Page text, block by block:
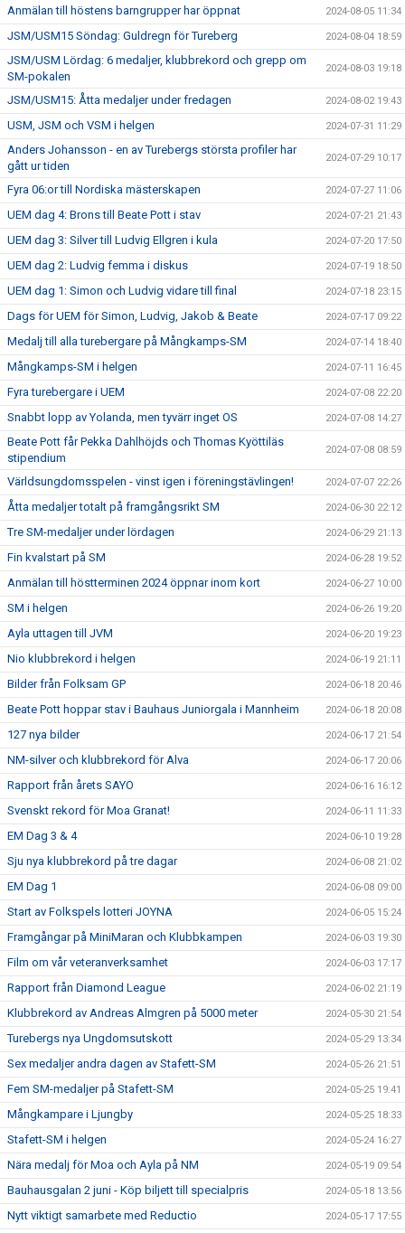
Anmälan till höstens barngrupper har öppnat 2024-08-05 11:34
JSM/USM15 Söndag: Guldregn för Tureberg 2024-08-04 18:59
JSM/USM Lördag: 6 medaljer, klubbrekord och grepp om
SM-pokalen
2024-08-03 19:18
JSM/USM15: Åtta medaljer under fredagen 2024-08-02 19:43
USM, JSM och VSM i helgen 2024-07-31 11:29
Anders Johansson - en av Turebergs största profiler har
gått ur tiden
2024-07-29 10:17
Fyra 06:or till Nordiska mästerskapen 2024-07-27 11:06
UEM dag 4: Brons till Beate Pott i stav 2024-07-21 21:43
UEM dag 3: Silver till Ludvig Ellgren i kula 2024-07-20 17:50
UEM dag 2: Ludvig femma i diskus 2024-07-19 18:50
UEM dag 1: Simon och Ludvig vidare till final 2024-07-18 23:15
Dags för UEM för Simon, Ludvig, Jakob & Beate 2024-07-17 09:22
Medalj till alla turebergare på Mångkamps-SM 2024-07-14 18:40
Mångkamps-SM i helgen 2024-07-11 16:45
Fyra turebergare i UEM 2024-07-08 22:20
Snabbt lopp av Yolanda, men tyvärr inget OS 2024-07-08 14:27
Beate Pott får Pekka Dahlhöjds och Thomas Kyöttiläs
stipendium
2024-07-08 08:59
Världsungdomsspelen - vinst igen i föreningstävlingen! 2024-07-07 22:26
Åtta medaljer totalt på framgångsrikt SM 2024-06-30 22:12
Tre SM-medaljer under lördagen 2024-06-29 21:13
Fin kvalstart på SM 2024-06-28 19:52
Anmälan till höstterminen 2024 öppnar inom kort 2024-06-27 10:00
SM i helgen 2024-06-26 19:20
Ayla uttagen till JVM 2024-06-20 19:23
Nio klubbrekord i helgen 2024-06-19 21:11
Bilder från Folksam GP 2024-06-18 20:46
Beate Pott hoppar stav i Bauhaus Juniorgala i Mannheim 2024-06-18 20:08
127 nya bilder 2024-06-17 21:54
NM-silver och klubbrekord för Alva 2024-06-17 20:06
Rapport från årets SAYO 2024-06-16 16:12
Svenskt rekord för Moa Granat! 2024-06-11 11:33
EM Dag 3 & 4 2024-06-10 19:28
Sju nya klubbrekord på tre dagar 2024-06-08 21:02
EM Dag 1 2024-06-08 09:00
Start av Folkspels lotteri JOYNA 2024-06-05 15:24
Framgångar på MiniMaran och Klubbkampen 2024-06-03 19:30
Film om vår veteranverksamhet 2024-06-03 17:17
Rapport från Diamond League 2024-06-02 21:19
Klubbrekord av Andreas Almgren på 5000 meter 2024-05-30 21:54
Turebergs nya Ungdomsutskott 2024-05-29 13:34
Sex medaljer andra dagen av Stafett-SM 2024-05-26 21:51
Fem SM-medaljer på Stafett-SM 2024-05-25 19:41
Mångkampare i Ljungby 2024-05-25 18:33
Stafett-SM i helgen 2024-05-24 16:27
Nära medalj för Moa och Ayla på NM 2024-05-19 09:54
Bauhausgalan 2 juni - Köp biljett till specialpris 2024-05-18 13:56
Nytt viktigt samarbete med Reductio 2024-05-17 17:55